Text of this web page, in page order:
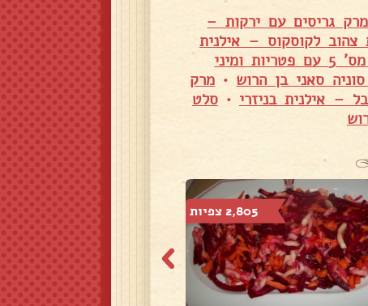
מרק גריסים עם ירקות –
צהוב לקוסקוס – אילנית
בשר צלי מס' 5 עם פטריות ומיני
סאני בן הרוש • מרק
– אילנית בניזרי •סלט
2,805 צפיות